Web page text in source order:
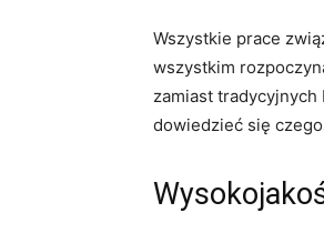
Wszystkie prace
wszystkim
zamiast
dowiedzieć się